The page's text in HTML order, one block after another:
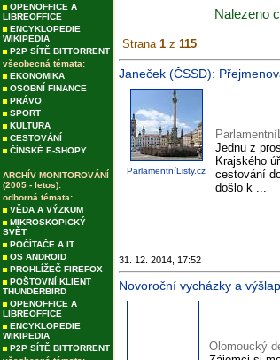
OPENOFFICE A
LIBREOFFICE
ENCYKLOPEDIE
WIKIPEDIA
P2P SÍTĚ BITTORRENT
všeobecná témata:
EKONOMIKA
OSOBNÍ FINANCE
PRÁVO
SPORT
KULTURA
CESTOVÁNÍ
ČÍNSKÉ E-SHOPY
ARCHÍV MONITOROVÁNÍ
(2005 - letos):
odborná témata:
VĚDA A VÝZKUM
MIKROSKOPICKÝ
SVĚT
POČÍTAČE A IT
OS ANDROID
PROHLÍŽEČ FIREFOX
POŠTOVNÍ KLIENT
THUNDERBIRD
OPENOFFICE A
LIBREOFFICE
ENCYKLOPEDIE
WIKIPEDIA
P2P SÍTĚ BITTORRENT
Nalezeno
Strana 1 z 115
Janeček (ČSSD):
ParlamentníListy.cz
Jednu z
Krajského
cestování
došlo k ...
31. 12. 2014, 17:52
Novoroční vycházky a
Olomoucký